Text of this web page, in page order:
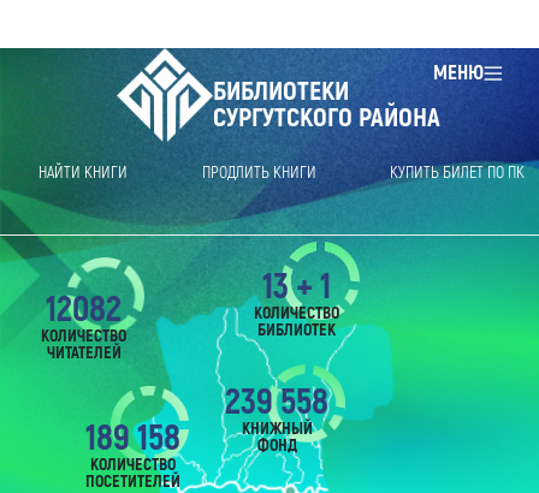
МЕНЮ
БИБЛИОТЕКИ
СУРГУТСКОГО РАЙОНА
НАЙТИ КНИГИ ПРОДЛИТЬ КНИГИ КУПИТЬ БИЛЕТ ПО ПК
12082
КОЛИЧЕСТВО
ЧИТАТЕЛЕЙ
189 158
КОЛИЧЕСТВО
ПОСЕТИТЕЛЕЙ
239 558
КНИЖНЫЙ
ФОНД
13 + 1
КОЛИЧЕСТВО
БИБЛИОТЕК